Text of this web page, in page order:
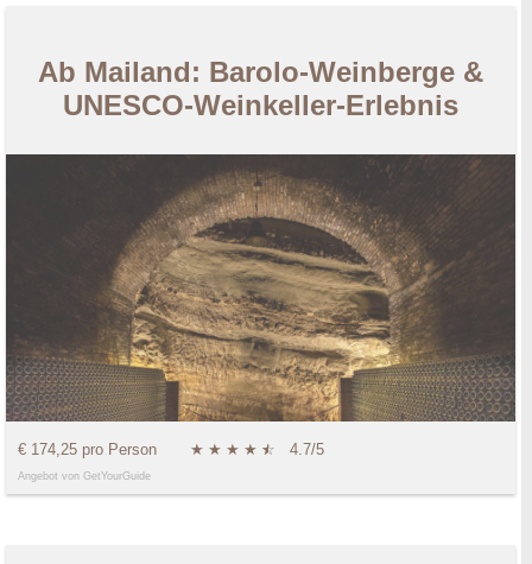
Ab Mailand: Barolo-Weinberge &
UNESCO-Weinkeller-Erlebnis
€ 174,25 pro Person ★ ★ ★ ★ ★
☆ 4.7/5
Angebot von GetYourGuide